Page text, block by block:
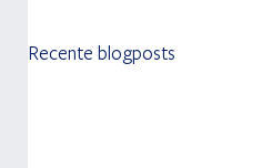
Recente blogposts